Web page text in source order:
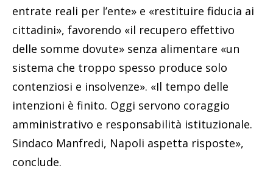
entrate reali per l’ente» e «restituire fiducia ai
cittadini», favorendo «il recupero effettivo
delle somme dovute» senza alimentare «un
sistema che troppo spesso produce solo
contenziosi e insolvenze». «Il tempo delle
intenzioni è finito. Oggi servono coraggio
amministrativo e responsabilità istituzionale.
Sindaco Manfredi, Napoli aspetta risposte»,
conclude.